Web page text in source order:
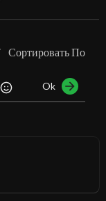
Сортировать По
Ok